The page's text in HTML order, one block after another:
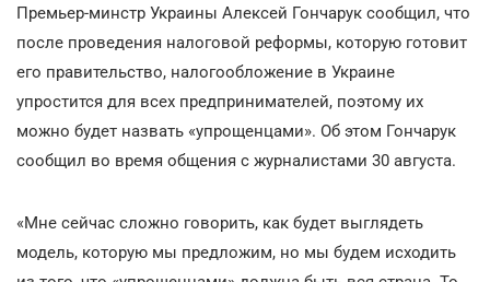
Премьер-минстр Украины Алексей Гончарук сообщил, что
после проведения налоговой реформы, которую готовит
его правительство, налогообложение в Украине
упростится для всех предпринимателей, поэтому их
можно будет назвать «упрощенцами». Об этом Гончарук
сообщил во время общения с журналистами 30 августа.
«Мне сейчас сложно говорить, как будет выглядеть
модель, которую мы предложим, но мы будем исходить